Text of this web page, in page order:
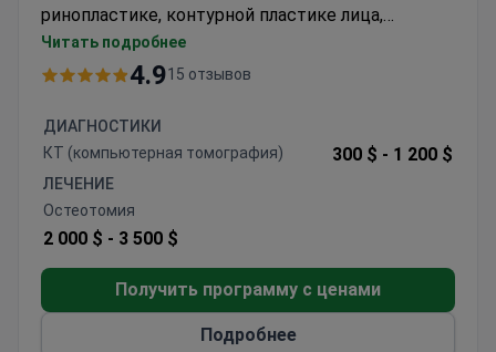
ринопластике, контурной пластике лица,
подтяжке лица, увеличении груди и липосакции/
лифтинге тела. Команда сертифицированных
оказывают исключительную помощь
пациентам из 47 стран. Современные
операционные, передовые системы
безопасности и роскошные условия
проживания обеспечивают беспроблемный и
высококачественный опыт.
Читать подробнее
4.915 отзывов
ДИАГНОСТИКИ
КТ (компьютерная томография)
300 $ - 1 200 $
ЛЕЧЕНИЕ
Остеотомия
2 000 $ - 3 500 $
Получить программу с ценами
Подробнее